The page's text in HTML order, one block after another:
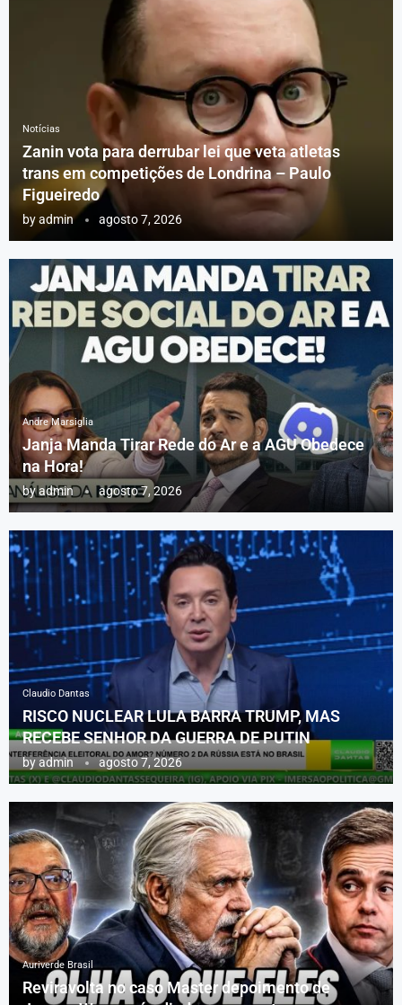
Notícias
Zanin vota para derrubar lei que veta atletas
trans em competições de Londrina – Paulo
Figueiredo
byadmin agosto 7, 2026
Andre Marsiglia
Janja Manda Tirar Rede do Ar e a AGU Obedece
na Hora!
byadmin agosto 7, 2026
Claudio Dantas
RISCO NUCLEAR LULA BARRA TRUMP, MAS
RECEBE SENHOR DA GUERRA DE PUTIN
byadmin agosto 7, 2026
Auriverde Brasil
Reviravolta no caso Master depoimento de